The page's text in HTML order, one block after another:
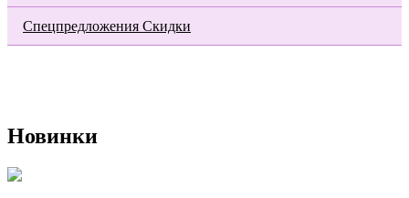
Спецпредложения Скидки
Новинки